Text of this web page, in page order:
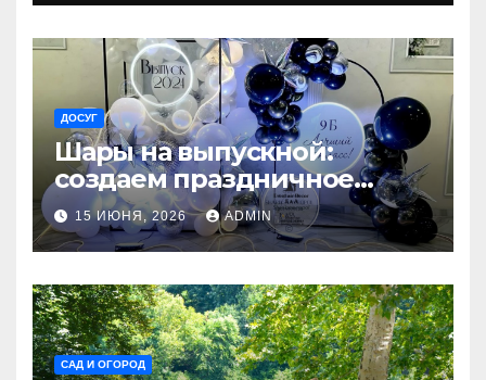
ДОСУГ
Шары на выпускной:
создаем праздничное
настроение
15 ИЮНЯ, 2026 ADMIN
САД И ОГОРОД